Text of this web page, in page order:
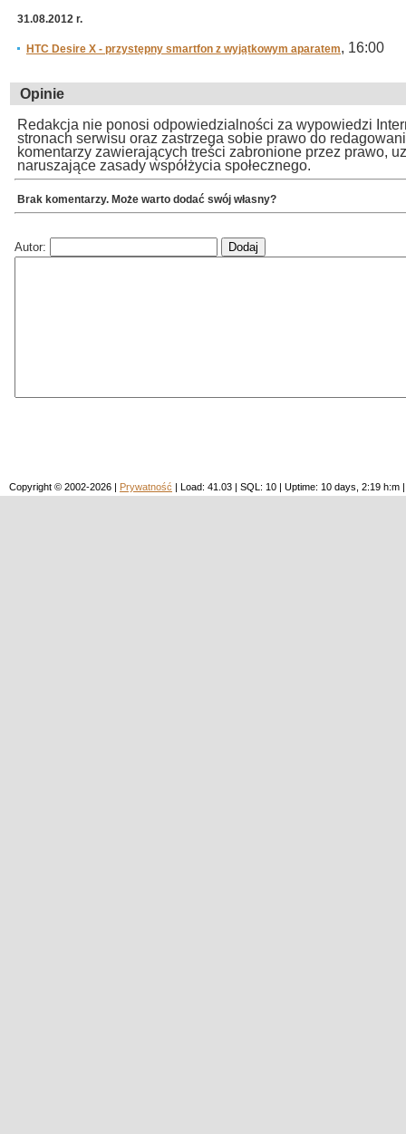
31.08.2012 r.
HTC Desire X - przystępny smartfon z wyjątkowym aparatem, 16:00
Opinie
Redakcja nie ponosi odpowiedzialności za wypowiedzi
stronach serwisu oraz zastrzega sobie prawo do
komentarzy zawierających treści zabronione przez prawo,
naruszające zasady współżycia społecznego.
Brak komentarzy. Może warto dodać swój własny?
Autor:
Copyright © 2002-2026 | Prywatność | Load: 41.03 | SQL: 10 | Uptime: 10 days, 2:19